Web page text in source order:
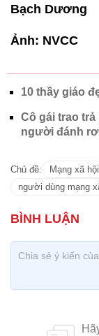
Bạch Dương
Ảnh: NVCC
10 thầy giáo
Cô gái trao
người đánh
Chủ đề: Mạng xã hội
người dùng mạng